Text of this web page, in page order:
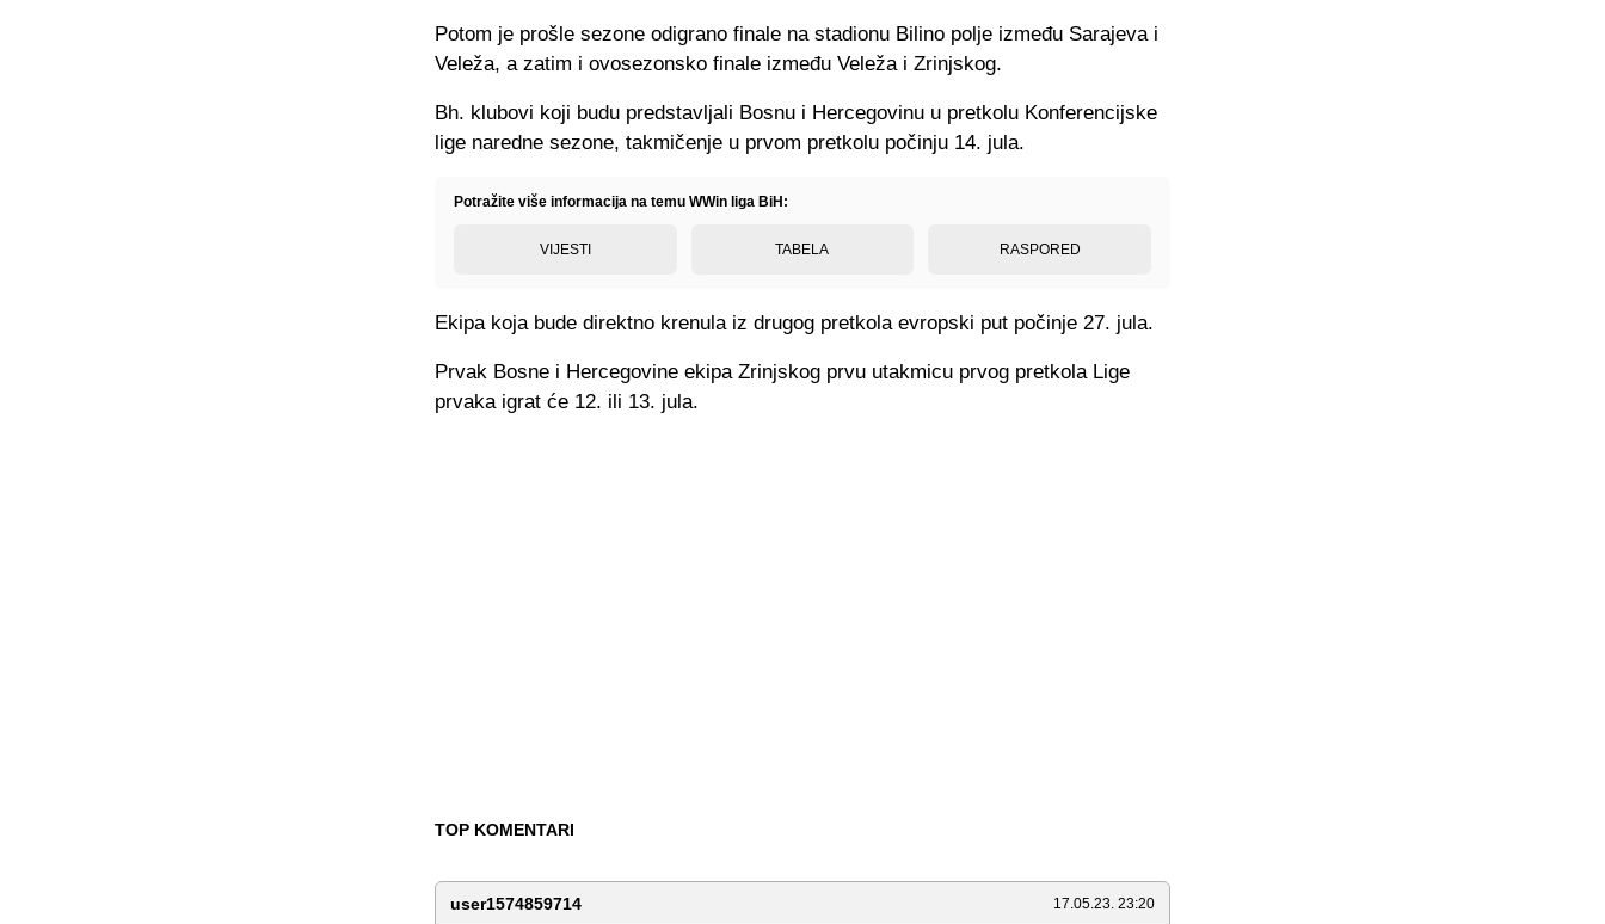
Potom je prošle sezone odigrano finale na stadionu Bilino polje između Sarajeva i
Veleža, a zatim i ovosezonsko finale između Veleža i Zrinjskog.
Bh. klubovi koji budu predstavljali Bosnu i Hercegovinu u pretkolu Konferencijske
lige naredne sezone, takmičenje u prvom pretkolu počinju 14. jula.
Potražite više informacija na temu WWin liga BiH:
VIJESTI TABELA RASPORED
Ekipa koja bude direktno krenula iz drugog pretkola evropski put počinje 27. jula.
Prvak Bosne i Hercegovine ekipa Zrinjskog prvu utakmicu prvog pretkola Lige
prvaka igrat će 12. ili 13. jula.
TOP KOMENTARI
user1574859714 17.05.23. 23:20